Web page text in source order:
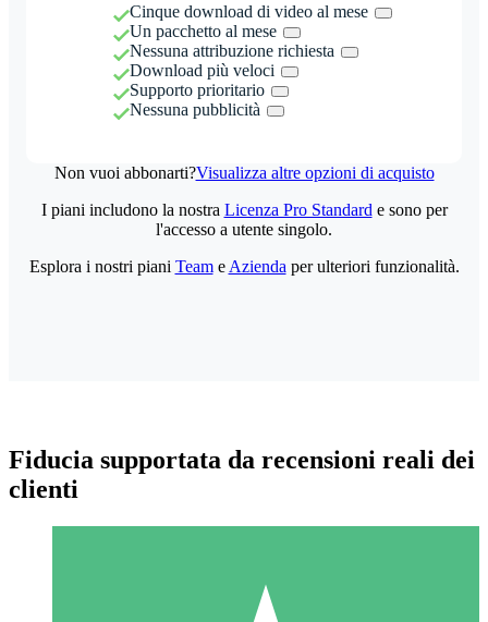
Cinque download di video al mese
Un pacchetto al mese
Nessuna attribuzione richiesta
Download più veloci
Supporto prioritario
Nessuna pubblicità
Non vuoi abbonarti?Visualizza altre opzioni di acquisto
I piani includono la nostra Licenza Pro Standard e sono per
l'accesso a utente singolo.
Esplora i nostri piani Teame Azienda per ulteriori funzionalità.
Fiducia supportata da recensioni reali dei
clienti